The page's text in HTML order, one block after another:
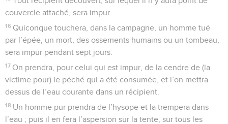
couvercle attaché, sera impur.
16 Quiconque touchera, dans la campagne, un homme tué
par l’épée, un mort, des ossements humains ou un tombeau,
sera impur pendant sept jours.
17 On prendra, pour celui qui est impur, de la cendre de (la
victime pour) le péché qui a été consumée, et l’on mettra
dessus de l’eau courante dans un récipient.
18 Un homme pur prendra de l’hysope et la trempera dans
l’eau ; puis il en fera l’aspersion sur la tente, sur tous les